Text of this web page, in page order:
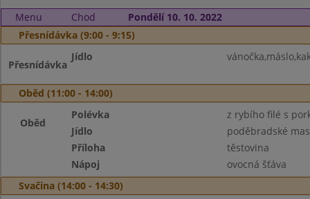
Menu Chod
Pondělí 10. 10. 2022
Přesnídávka (9:00 - 9:15)
Přesnídávka
Jídlo
Oběd (11:00 - 14:00)
Oběd
Polévka
z rybího filé s
Jídlo
poděbradské
Příloha
těstovina
Nápoj
ovocná šťáva
Svačina (14:00 - 14:30)